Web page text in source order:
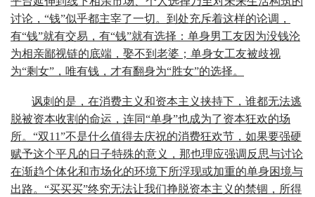
讨论，“钱”似乎都主宰了一切。到处充斥着这样的论调，
有“钱”就有交易，有“钱”就有选择：单身男工友因为没钱沦
为相亲鄙视链的底端，娶不到老婆；单身女工友被歧视
为“剩女”，唯有钱，才有翻身为“胜女”的选择。
讽刺的是，在消费主义和资本主义挟持下，谁都无法逃
脱被资本收割的命运，连同“单身”也成为了资本狂欢的场
所。“双11”不是什么值得去庆祝的消费狂欢节，如果要强硬
赋予这个平凡的日子特殊的意义，那也理应强调反思与讨论
在渐趋个体化和市场化的环境下所浮现或加重的单身困境与
出路。“买买买”终究无法让我们挣脱资本主义的禁锢，所得